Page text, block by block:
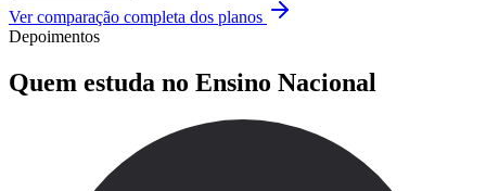
Ver comparação completa dos planos
Depoimentos
Quem estuda no Ensino Nacional